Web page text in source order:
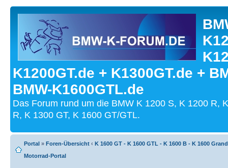
K1200GT.de + K1300GT.de +
BMW-K1600GTL.de
Das Forum rund um die BMW K 1200 S, K 1200 R,
R, K 1300 GT, K 1600 GT/GTL.
Portal » Foren-Übersicht ‹ K 1600 GT - K 1600 GTL - K 1600 B - K 1600
Motorrad-Portal